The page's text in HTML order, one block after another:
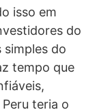
isso em
do
simples do
tempo que
teria o